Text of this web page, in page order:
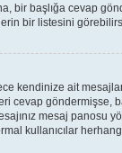
bir başlığa cevap
bir listesini
kendinize ait
göndermişse,
mesaj
kullanıcılar